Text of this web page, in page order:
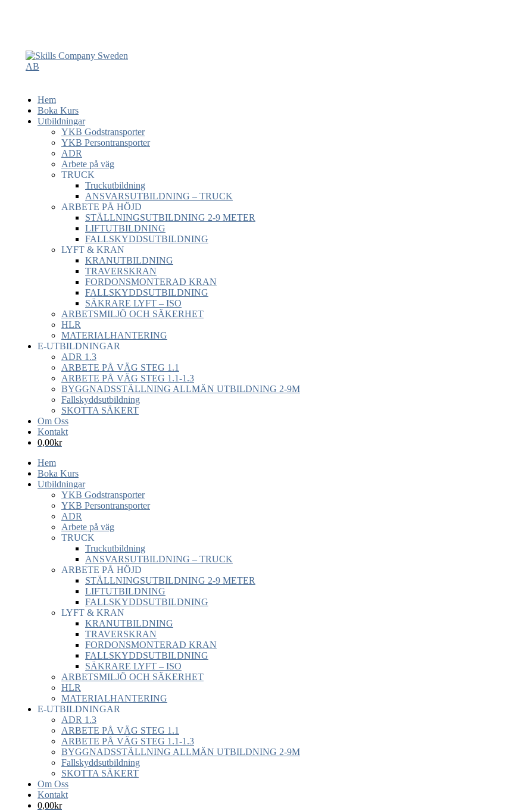
Hem
Boka Kurs
Utbildningar
YKB Godstransporter
YKB Persontransporter
ADR
Arbete på väg
TRUCK
Truckutbildning
ANSVARSUTBILDNING – TRUCK
ARBETE PÅ HÖJD
STÄLLNINGSUTBILDNING 2-9 METER
LIFTUTBILDNING
FALLSKYDDSUTBILDNING
LYFT & KRAN
KRANUTBILDNING
TRAVERSKRAN
FORDONSMONTERAD KRAN
FALLSKYDDSUTBILDNING
SÄKRARE LYFT – ISO
ARBETSMILJÖ OCH SÄKERHET
HLR
MATERIALHANTERING
E-UTBILDNINGAR
ADR 1.3
ARBETE PÅ VÄG STEG 1.1
ARBETE PÅ VÄG STEG 1.1-1.3
BYGGNADSSTÄLLNING ALLMÄN UTBILDNING 2-9M
Fallskyddsutbildning
SKOTTA SÄKERT
Om Oss
Kontakt
0,00kr
Hem
Boka Kurs
Utbildningar
YKB Godstransporter
YKB Persontransporter
ADR
Arbete på väg
TRUCK
Truckutbildning
ANSVARSUTBILDNING – TRUCK
ARBETE PÅ HÖJD
STÄLLNINGSUTBILDNING 2-9 METER
LIFTUTBILDNING
FALLSKYDDSUTBILDNING
LYFT & KRAN
KRANUTBILDNING
TRAVERSKRAN
FORDONSMONTERAD KRAN
FALLSKYDDSUTBILDNING
SÄKRARE LYFT – ISO
ARBETSMILJÖ OCH SÄKERHET
HLR
MATERIALHANTERING
E-UTBILDNINGAR
ADR 1.3
ARBETE PÅ VÄG STEG 1.1
ARBETE PÅ VÄG STEG 1.1-1.3
BYGGNADSSTÄLLNING ALLMÄN UTBILDNING 2-9M
Fallskyddsutbildning
SKOTTA SÄKERT
Om Oss
Kontakt
0,00kr